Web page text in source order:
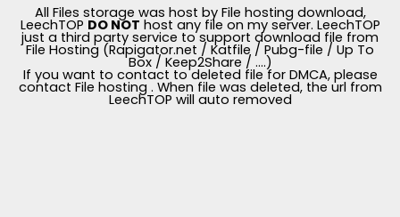
All Files storage was host by File hosting download,
LeechTOP DO NOT host any file on my server. LeechTOP
just a third party service to support download file from
File Hosting (Rapigator.net / Katfile / Pubg-file / Up To
Box / Keep2Share / ....)
If you want to contact to deleted file for DMCA, please
contact File hosting . When file was deleted, the url from
LeechTOP will auto removed